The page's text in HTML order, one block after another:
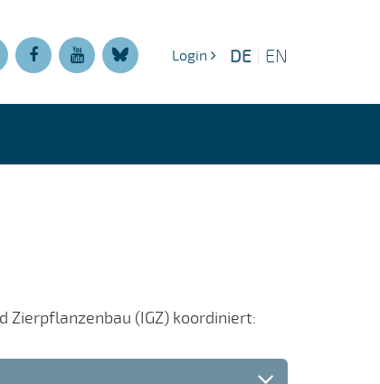
DE EN
Login
Zierpflanzenbau (IGZ) koordiniert: